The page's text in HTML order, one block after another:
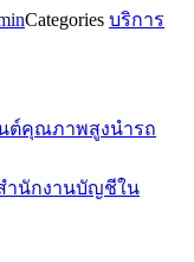
Categories บริการ
ต์คุณภาพสูงนำรถ
ำนักงานบัญชีใน